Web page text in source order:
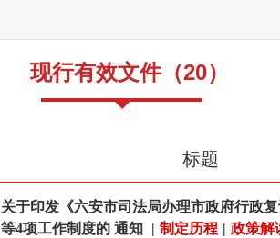
现行有效文件（20）
标题
关于印发《六安市司法局办理市政府行政复
等4项工作制度的 通知 | 制定历程 | 政策解